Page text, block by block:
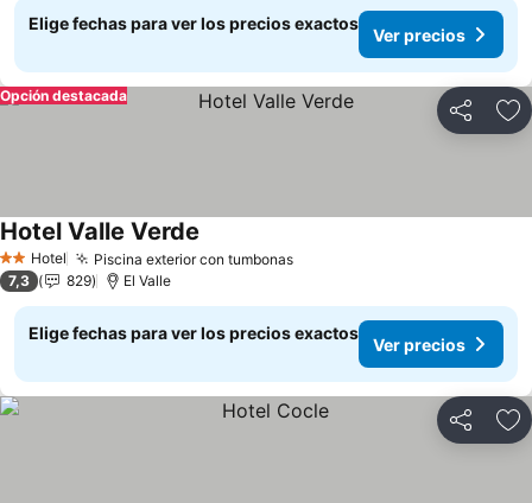
Elige fechas para ver los precios exactos
Ver precios
Compartir
Opción destacada
2 Estrellas
Hotel Piscina exterior con tumbonasVer precios
Hotel Valle Verde
7,3 829 El Valle
Elige fechas para ver los precios exactos
Ver precios
Compartir